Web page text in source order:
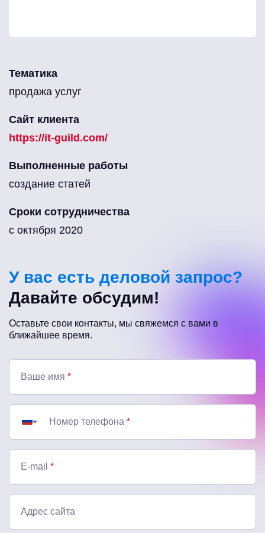
Тематика
продажа услуг
Сайт клиента
https://it-guild.com/
Выполненные работы
создание статей
Сроки сотрудничества
с октября 2020
У вас есть деловой запрос?
Давайте обсудим!
Оставьте свои контакты, мы свяжемся с вами в
ближайшее время.
Ваше имя *
Номер телефона *
E-mail *
Адрес сайта